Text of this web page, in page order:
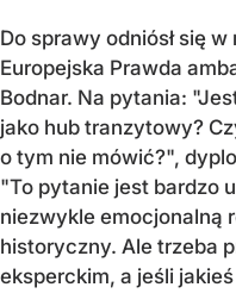
Do sprawy odniósł się
Europejska Prawda
Bodnar. Na pytania:
jako hub tranzytowy?
o tym nie mówić?",
"To pytanie jest bardzo
niezwykle emocjonalną
historyczny. Ale trzeba
eksperckim, a jeśli